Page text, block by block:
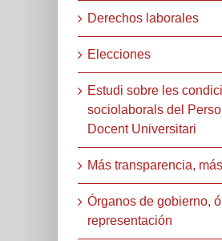
Derechos laborales
Elecciones
Estudi sobre les
sociolaborals del
Docent Universitari
Más transparencia,
Órganos de gobierno,
representación